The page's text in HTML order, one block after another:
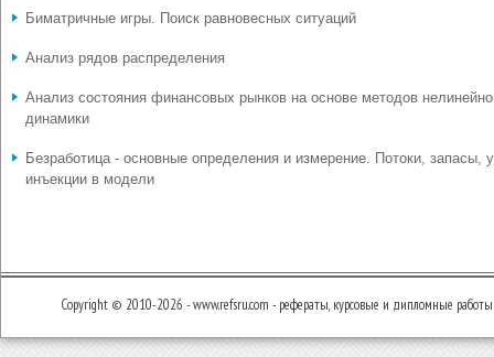
Биматричные игры. Поиск равновесных ситуаций
Анализ рядов распределения
Анализ состояния финансовых рынков на основе методов
динамики
Безработица - основные определения и измерение. Потоки, запасы,
инъекции в модели
Copyright © 2010-2026 - www.refsru.com - рефераты, курсовые и дипломные работы